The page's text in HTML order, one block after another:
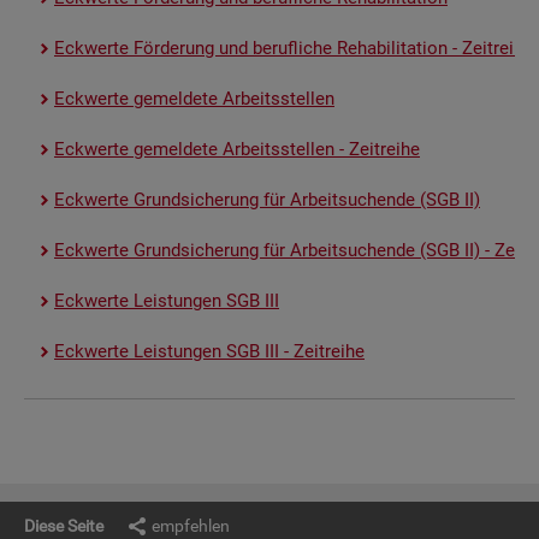
Eck­wer­te För­de­rung und be­ruf­li­che Re­ha­bi­li­ta­ti­on - Zeit­rei­he
Eck­wer­te ge­mel­de­te Ar­beits­stel­len
Eck­wer­te ge­mel­de­te Ar­beits­stel­len - Zeit­rei­he
Eck­wer­te Grund­si­che­rung für Ar­beit­su­chen­de (SGB II)
Eck­wer­te Grund­si­che­rung für Ar­beit­su­chen­de (SGB II) -
Eck­wer­te Leis­tun­gen SGB III
Eck­wer­te Leis­tun­gen SGB III - Zeit­rei­he
Diese Seite empfehlen